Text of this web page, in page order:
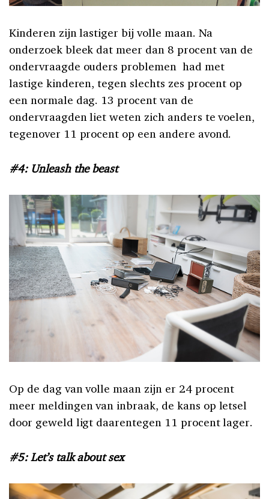
Kinderen zijn lastiger bij volle maan. Na
onderzoek bleek dat meer dan 8 procent van de
ondervraagde ouders problemen had met
lastige kinderen, tegen slechts zes procent op
een normale dag. 13 procent van de
ondervraagden liet weten zich anders te voelen,
tegenover 11 procent op een andere avond.
#4: Unleash the beast
Op de dag van volle maan zijn er 24 procent
meer meldingen van inbraak, de kans op letsel
door geweld ligt daarentegen 11 procent lager.
#5: Let’s talk about sex